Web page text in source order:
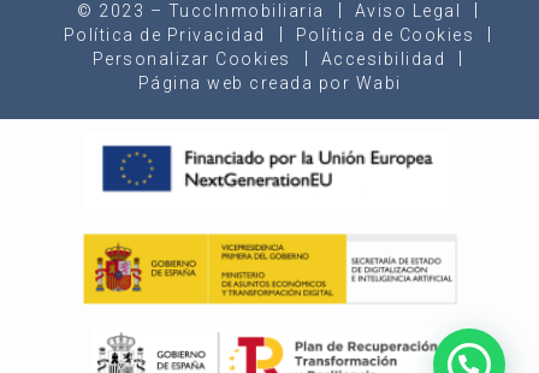
© 2023 – TuccInmobiliaria
Aviso Legal
Política de Privacidad
Política de Cookies
Personalizar Cookies
Accesibilidad
Página web creada por Wabi